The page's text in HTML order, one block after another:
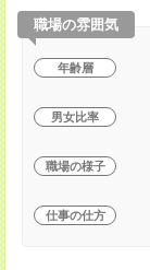
職場の雰囲気
年齢層
男女比率
職場の様子
仕事の仕方